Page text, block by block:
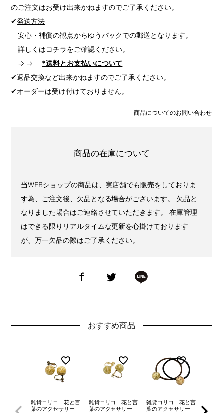
のご注文はお受け出来かねますのでご了承ください。
✔発送方法
安心・補償の観点からゆうパックでの郵送となります。
詳しくはコチラをご確認ください。
⇒ ⇒
*送料とお支払いについて
✔返品交換など出来かねますのでご了承ください。
✔オーダーは受け付けておりません。
商品についてのお問い合わせ
商品の在庫について
当WEBショップの商品は、実店舗でも販売をしておりま
す為、ご注文後、欠品となる場合がございます。 欠品と
なりました場合はご連絡させていただきます。 在庫管理
はできる限りリアルタイムな更新を心掛けております
が、万一欠品の際はご了承ください。
おすすめ商品
雑貨コリコ 花と言
葉のアクセサリー
雑貨コリコ 花と言
葉のアクセサリー
雑貨コリコ 花と言
葉のアクセサリー
ナル雑